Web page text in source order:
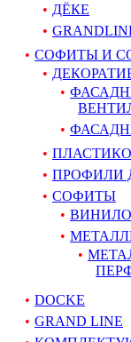
ДЁКЕ
СОФИТЫ И
ПРОФИЛИ
СОФИТЫ
DOCKE
GRAND LINE